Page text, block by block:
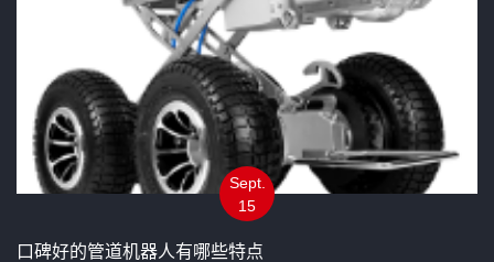
Sept.
15
口碑好的管道机器人有哪些特点